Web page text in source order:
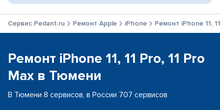
Сервис Pedant.ru Ремонт Apple iPhone Ремонт iPhone 11,
Ремонт iPhone 11, 11 Pro, 11 Pro
Max в Тюмени
В Тюмени 8 сервисов, в России 707 сервисов